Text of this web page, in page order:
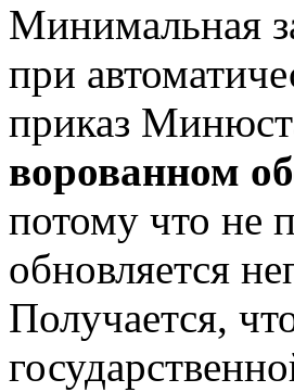
Минимальная
при
приказ
ворованном
потому что не
обновляется
Получается,